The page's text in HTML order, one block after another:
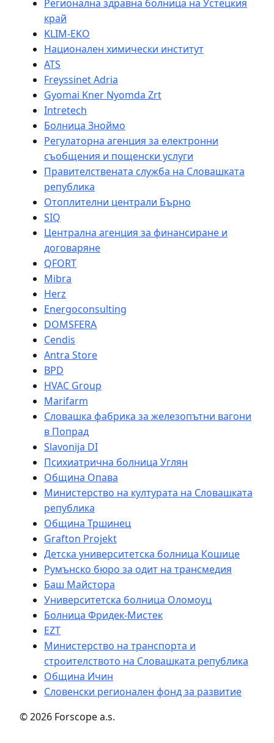
Регионална здравна болница на Устецкия
край
KLIM-EKO
Национален химически институт
ATS
Freyssinet Adria
Gyomai Kner Nyomda Zrt
Intretech
Болница Зноймо
Регулаторна агенция за електронни
съобщения и пощенски услуги
Правителствената служба на Словашката
република
Отоплителни централи Бърно
SIQ
Централна агенция за финансиране и
договаряне
QFORT
Mibra
Herz
Energoconsulting
DOMSFERA
Cendis
Antra Store
BPD
HVAC Group
Marifarm
Словашка фабрика за железопътни вагони
в Попрад
Slavonija DI
Психиатрична болница Углян
Община Опава
Министерство на културата на Словашката
република
Община Тршинец
Grafton Projekt
Детска университетска болница Кошице
Румънско бюро за одит на трансмедия
Баш Майстора
Университетска болница Оломоуц
Болница Фридек-Мистек
EZT
Министерство на транспорта и
строителството на Словашката република
Община Ичин
Словенски регионален фонд за развитие
© 2026 Forscope a.s.